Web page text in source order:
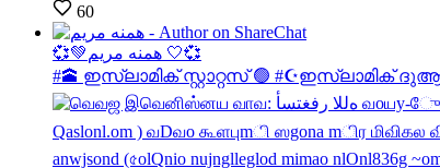
60
💞💚همنه مريم 🤍💞
#🕋 ഇസ്ലാമിക് സ്റ്റാറ്റസ് 🟢 #☪️ഇസ്ലാമിക്